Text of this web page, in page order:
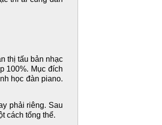
thị tấu bản nhạc
100%. Mục đích
học đàn piano.
phải riêng. Sau
cách tổng thể.